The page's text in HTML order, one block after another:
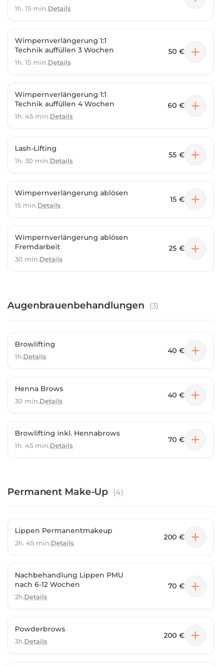
1h. 15 min.Details
Wimpernverlängerung 1:1
Technik auffüllen 3 Wochen
1h. 15 min.Details
50 €
Wimpernverlängerung 1:1
Technik auffüllen 4 Wochen
1h. 45 min.Details
60 €
Lash-Lifting
1h. 30 min.Details
55 €
Wimpernverlängerung ablösen
15 min.Details
15 €
Wimpernverlängerung ablösen
Fremdarbeit
30 min.Details
25 €
Augenbrauenbehandlungen (3)
Browlifting
1h.Details
40 €
Henna Brows
30 min.Details
40 €
Browlifting inkl. Hennabrows
1h. 45 min.Details
70 €
Permanent Make-Up (4)
Lippen Permanentmakeup
2h. 45 min.Details
200 €
Nachbehandlung Lippen PMU
nach 6-12 Wochen
2h.Details
70 €
Powderbrows
3h.Details
200 €